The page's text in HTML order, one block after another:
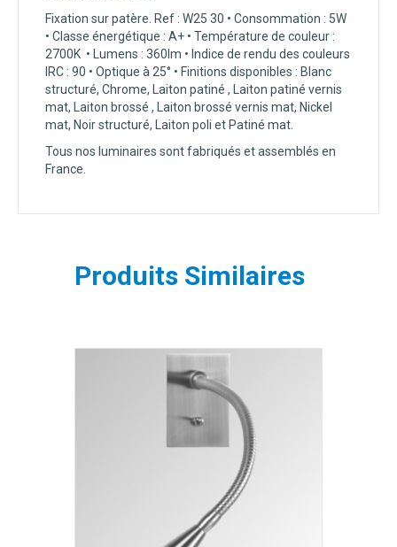
Fixation sur patère. Ref : W25 30 • Consommation : 5W
• Classe énergétique : A+ • Température de couleur :
2700K • Lumens : 360lm • Indice de rendu des couleurs
IRC : 90 • Optique à 25° • Finitions disponibles : Blanc
structuré, Chrome, Laiton patiné , Laiton patiné vernis
mat, Laiton brossé , Laiton brossé vernis mat, Nickel
mat, Noir structuré, Laiton poli et Patiné mat.
Tous nos luminaires sont fabriqués et assemblés en
France.
Produits Similaires